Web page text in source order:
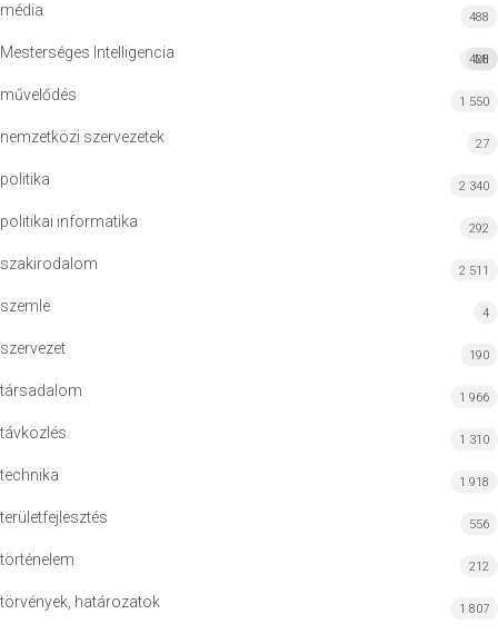
média 488
Mesterséges Intelligencia MI
428
művelődés 1 550
nemzetközi szervezetek 27
politika 2 340
politikai informatika 292
szakirodalom 2 511
szemle 4
szervezet 190
társadalom 1 966
távközlés 1 310
technika 1 918
területfejlesztés 556
történelem 212
törvények, határozatok 1 807